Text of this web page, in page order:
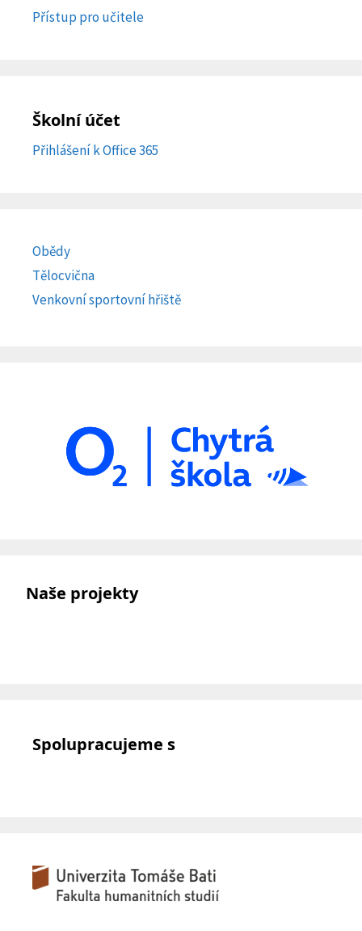
Přístup pro učitele
Školní účet
Přihlášení k Office 365
Obědy
Tělocvična
Venkovní sportovní hřiště
Naše projekty
Spolupracujeme s